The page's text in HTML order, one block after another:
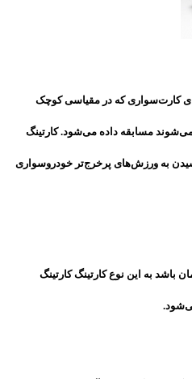
کارت‌سواری که در مقیاسی کوچک
مسابقه داده می‌شود. کارتینگ
به ورزش‌های پرخرج‌تر خودروسواری
باشد به این نوع کارتینگ کارتینگ